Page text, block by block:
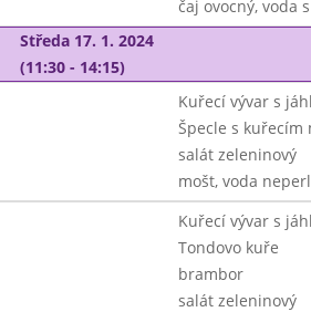
čaj ovocný, voda
Středa 17. 1. 2024
(11:30 - 14:15)
Kuřecí vývar s
Špecle s kuřecím
salát zeleninový
mošt, voda
Kuřecí vývar s
Tondovo kuře
brambor
salát zeleninový